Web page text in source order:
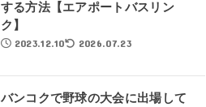
する方法【エアポートバスリン
ク】
2023.12.10 2026.07.23
バンコクで野球の大会に出場して